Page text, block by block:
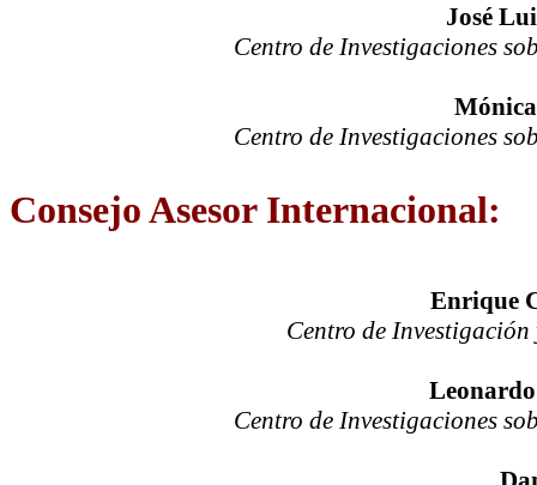
José
Centro de Investigaciones
Centro de Investigaciones
Consejo Asesor Internacional:
Enrique
Centro de
Centro de Investigaciones